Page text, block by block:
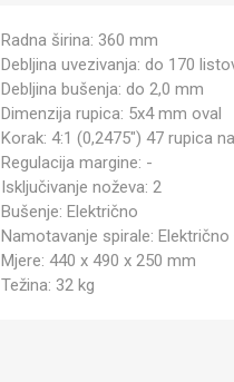
Radna širina: 360 mm
Debljina uvezivanja: do 170
Debljina bušenja: do 2,0 mm
Dimenzija rupica: 5x4 mm oval
Korak: 4:1 (0,2475") 47 rupica
Regulacija margine: -
Isključivanje noževa: 2
Bušenje: Električno
Namotavanje spirale:
Mjere: 440 x 490 x 250 mm
Težina: 32 kg